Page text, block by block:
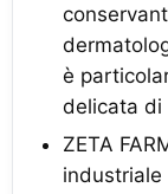
è
delicata di
ZETA
industriale